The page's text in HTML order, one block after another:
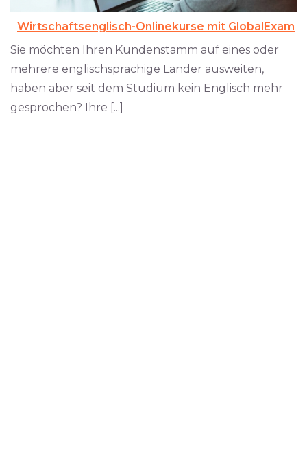
Wirtschaftsenglisch-Onlinekurse mit GlobalExam
Sie möchten Ihren Kundenstamm auf eines oder
mehrere englischsprachige Länder ausweiten,
haben aber seit dem Studium kein Englisch mehr
gesprochen? Ihre [...]